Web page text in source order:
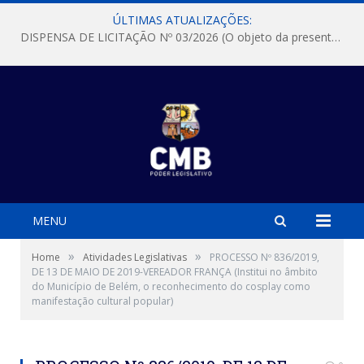
ÚLTIMAS ATUALIZAÇÕES:
DISPENSA DE LICITAÇÃO Nº 03/2026 (O objeto da presente dispensa é a escolha da proposta mais vantajosa para a aquisição, de aparelhos de ar condicionado, tipo Split, com material de instalação e fogão industrial, conforme condições, quantidades e exigências estabelecidas no termo de referencia e neste aviso de contratação direta e seus anexos)
MENU
Home » Atividades Legislativas »
PROCESSO Nº 836/2019,
DE 13 DE MAIO DE 2019-VEREADOR FRANÇA (Institui no âmbito
do Município de Belém, o reconhecimento do cosplay como
manifestação cultural popular)